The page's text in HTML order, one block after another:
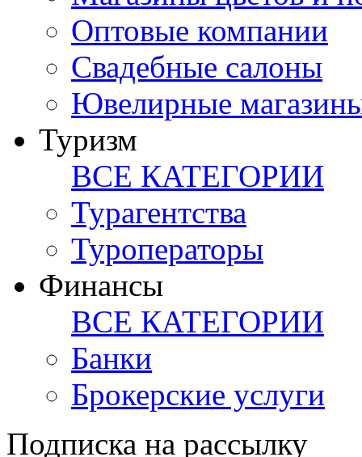
Оптовые компании
Свадебные салоны
Ювелирные
Туризм
ВСЕ КАТЕГОРИИ
Турагентства
Туроператоры
Финансы
ВСЕ КАТЕГОРИИ
Банки
Брокерские услуги
Подписка на рассылку